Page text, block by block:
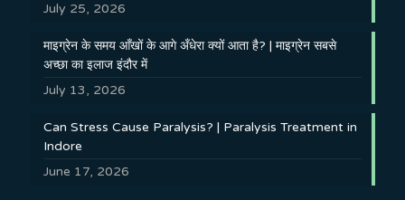
July 25, 2026
माइग्रेन के समय आँखों के आगे अँधेरा क्यों आता है? | माइग्रेन सबसे
अच्छा का इलाज इंदौर में
July 13, 2026
Can Stress Cause Paralysis? | Paralysis Treatment in
Indore
June 17, 2026